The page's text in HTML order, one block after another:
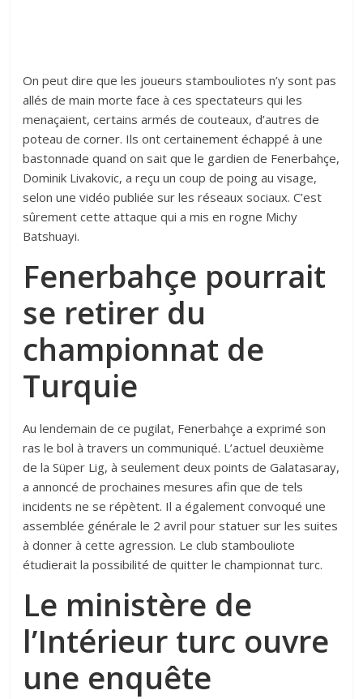
On peut dire que les joueurs stambouliotes n’y sont pas
allés de main morte face à ces spectateurs qui les
menaçaient, certains armés de couteaux, d’autres de
poteau de corner. Ils ont certainement échappé à une
bastonnade quand on sait que le gardien de Fenerbahçe,
Dominik Livakovic, a reçu un coup de poing au visage,
selon une vidéo publiée sur les réseaux sociaux. C’est
sûrement cette attaque qui a mis en rogne Michy
Batshuayi.
Fenerbahçe pourrait
se retirer du
championnat de
Turquie
Au lendemain de ce pugilat, Fenerbahçe a exprimé son
ras le bol à travers un communiqué. L’actuel deuxième
de la Süper Lig, à seulement deux points de Galatasaray,
a annoncé de prochaines mesures afin que de tels
incidents ne se répètent. Il a également convoqué une
assemblée générale le 2 avril pour statuer sur les suites
à donner à cette agression. Le club stambouliote
étudierait la possibilité de quitter le championnat turc.
Le ministère de
l’Intérieur turc ouvre
une enquête